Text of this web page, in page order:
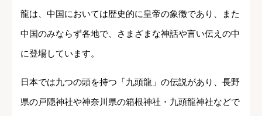
龍は、中国においては歴史的に皇帝の象徴であり、また
中国のみならず各地で、さまざまな神話や言い伝えの中
に登場しています。
日本では九つの頭を持つ「九頭龍」の伝説があり、長野
県の戸隠神社や神奈川県の箱根神社・九頭龍神社などで